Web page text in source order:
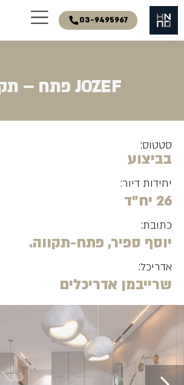
03-9495967
JOZEF פתח – תקווה
סטטוס:
בביצוע
יחידות דיור:
26 יח"ד
כתובת:
יוסף ספיר, פתח-תקווה.
אדריכל:
שרייבמן אדריכלים